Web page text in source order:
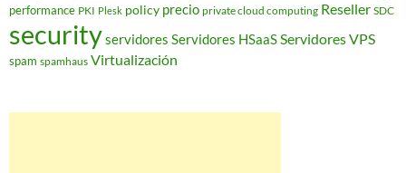
performance PKI Plesk policy precio private cloud computing Reseller SDC
securityservidores Servidores HSaaSServidores VPS
spam spamhaus Virtualización